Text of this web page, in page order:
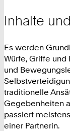
Inhalte
Es werden
Würfe, Griffe
und
traditionelle
Gegebenheiten
passiert
einer Partnerin.